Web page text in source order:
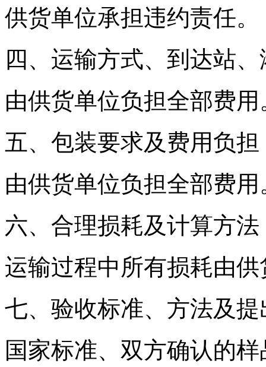
供货单位承担违约责任。
四、运输方式、到达站
由供货单位负担全部费用
五、包装要求及费用负担
由供货单位负担全部费用
六、合理损耗及计算方法
运输过程中所有损耗由
七、验收标准、方法及
国家标准、双方确认的